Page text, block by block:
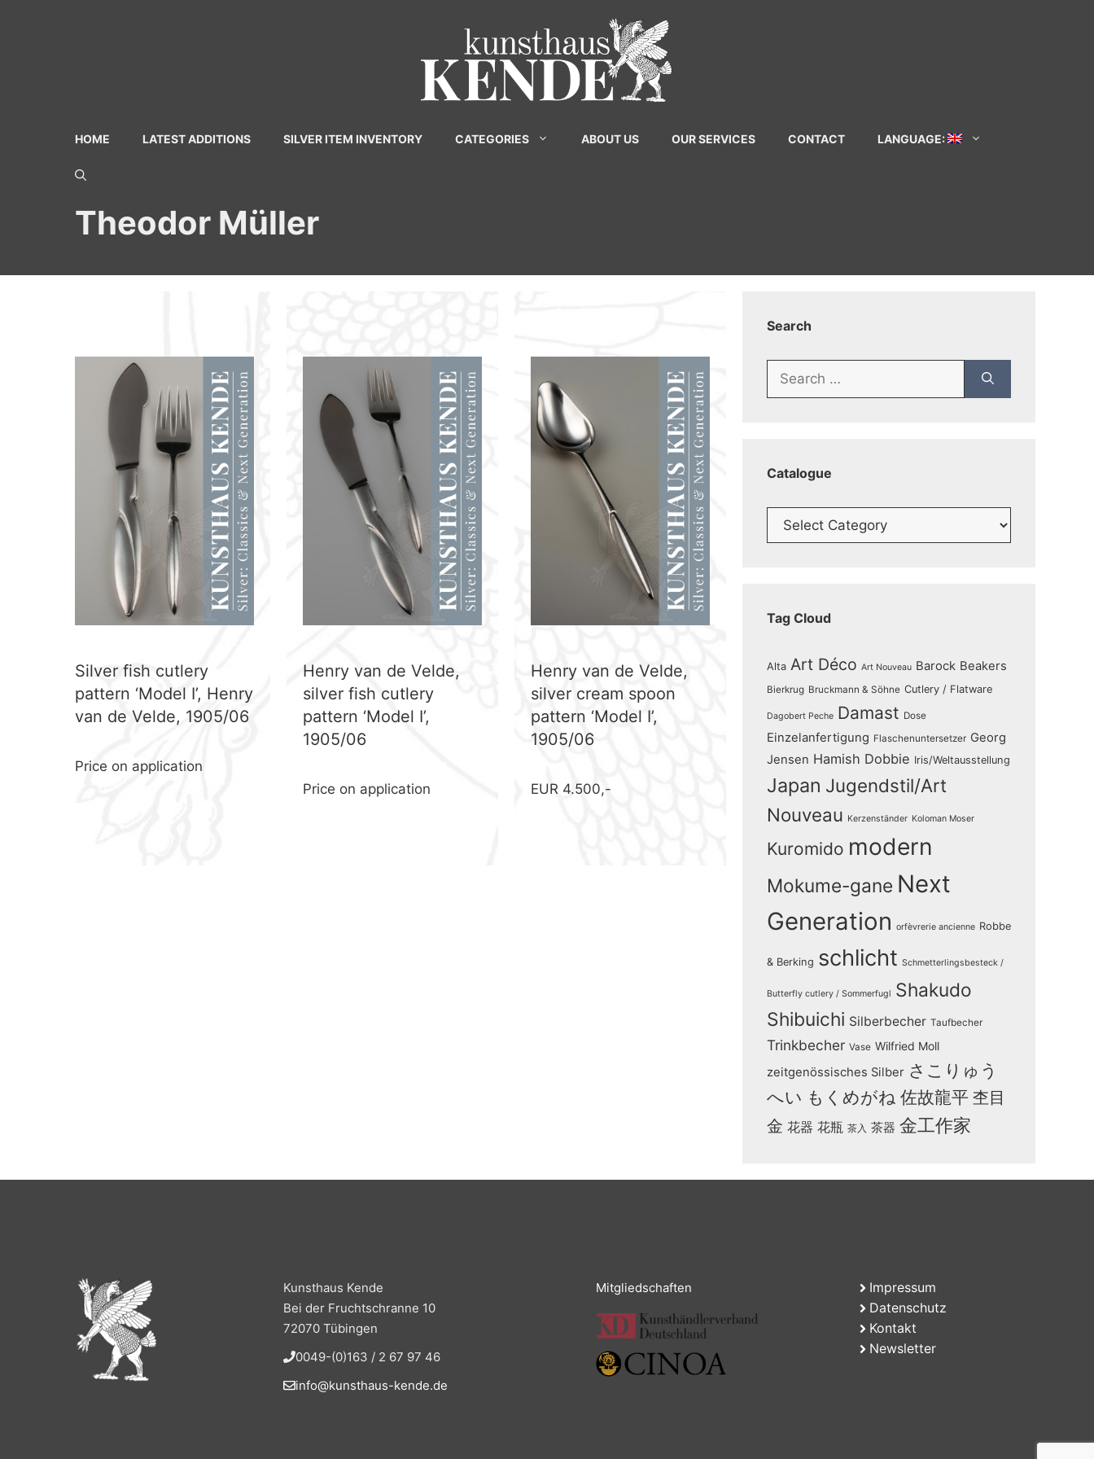
HOME LATEST ADDITIONS SILVER ITEM INVENTORY CATEGORIES ABOUT US OUR SERVICES CONTACT LANGUAGE:
Theodor Müller
Silver fish cutlery
pattern ‘Model I’, Henry
van de Velde, 1905/06
Price on application
Henry van de Velde,
silver fish cutlery
pattern ‘Model I’,
1905/06
Price on application
Henry van de Velde,
silver cream spoon
pattern ‘Model I’,
1905/06
EUR 4.500,-
Search
Search
Catalogue
Catalogue
Tag Cloud
Alta Art Déco Art Nouveau Barock Beakers
Bierkrug Bruckmann & Söhne Cutlery / Flatware
Dagobert Peche Damast Dose
Einzelanfertigung Flaschenuntersetzer Georg
Jensen Hamish Dobbie Iris/Weltausstellung
Japan Jugendstil/Art
Nouveau Kerzenständer Koloman Moser
Kuromido modern
Mokume-gane Next
Generation orfèvrerie ancienne Robbe
& Berking schlicht Schmetterlingsbesteck /
Butterfly cutlery / Sommerfugl Shakudo
Shibuichi Silberbecher Taufbecher
Trinkbecher Vase Wilfried Moll
zeitgenössisches Silber さこりゅう
へい もくめがね 佐故龍平 杢目
金 花器 花瓶 茶入 茶器 金工作家
Kunsthaus Kende
Bei der Fruchtschranne 10
72070 Tübingen
0049-(0)163 / 2 67 97 46
info@kunsthaus-kende.de
Mitgliedschaften
Impressum
Datenschutz
Kontakt
Newsletter